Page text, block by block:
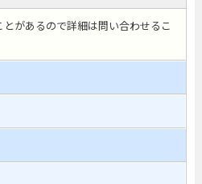
があるので詳細は問い合わせるこ